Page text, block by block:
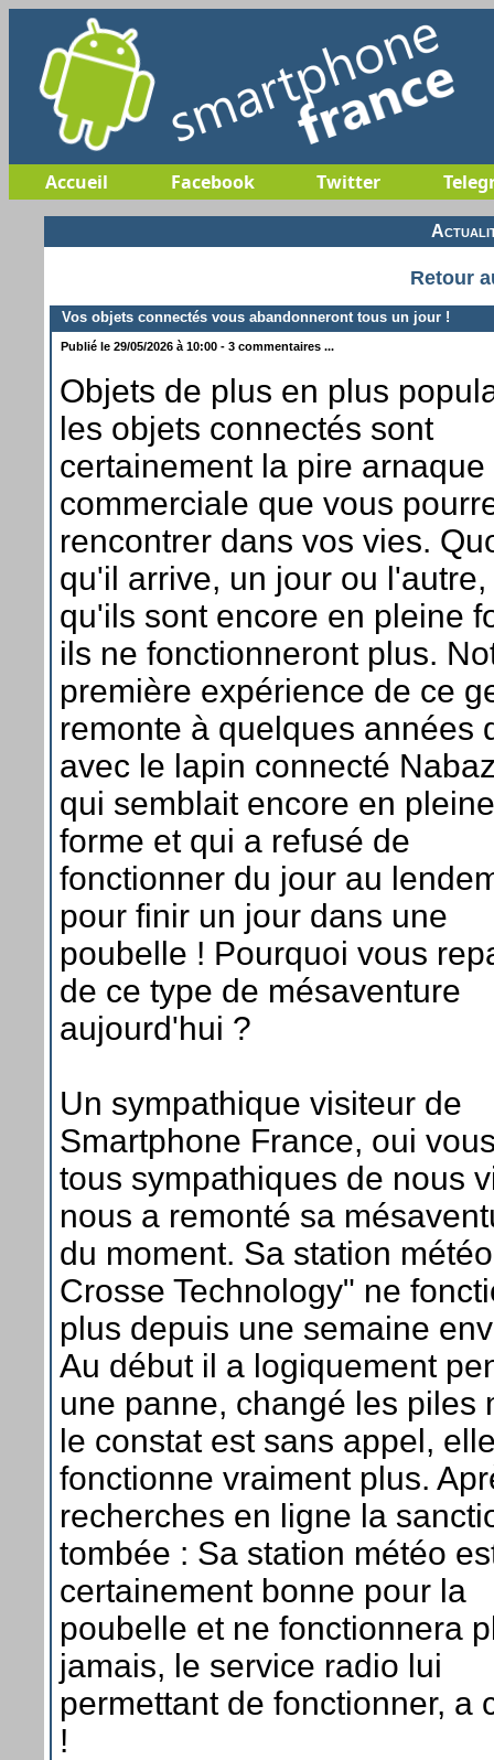
Accueil Facebook Twitter
Retour
Vos objets connectés vous abandonneront tous un jour !
Publié le 29/05/2026 à 10:00 - 3 commentaires ...
Objets de plus en plus
les objets connectés sont
certainement la pire arnaque
commerciale que vous
rencontrer dans vos vies.
qu'il arrive, un jour ou
qu'ils sont encore en pleine
ils ne fonctionneront plus.
première expérience de ce
remonte à quelques années
avec le lapin connecté
qui semblait encore en pleine
forme et qui a refusé de
fonctionner du jour au
pour finir un jour dans une
poubelle ! Pourquoi vous
de ce type de mésaventure
aujourd'hui ?
Un sympathique visiteur de
Smartphone France, oui
tous sympathiques de nous
nous a remonté sa
du moment. Sa station
Crosse Technology" ne
plus depuis une semaine
Au début il a logiquement
une panne, changé les piles
le constat est sans appel,
fonctionne vraiment plus.
recherches en ligne la
tombée : Sa station météo
certainement bonne pour la
poubelle et ne fonctionnera
jamais, le service radio lui
permettant de fonctionner, a
!